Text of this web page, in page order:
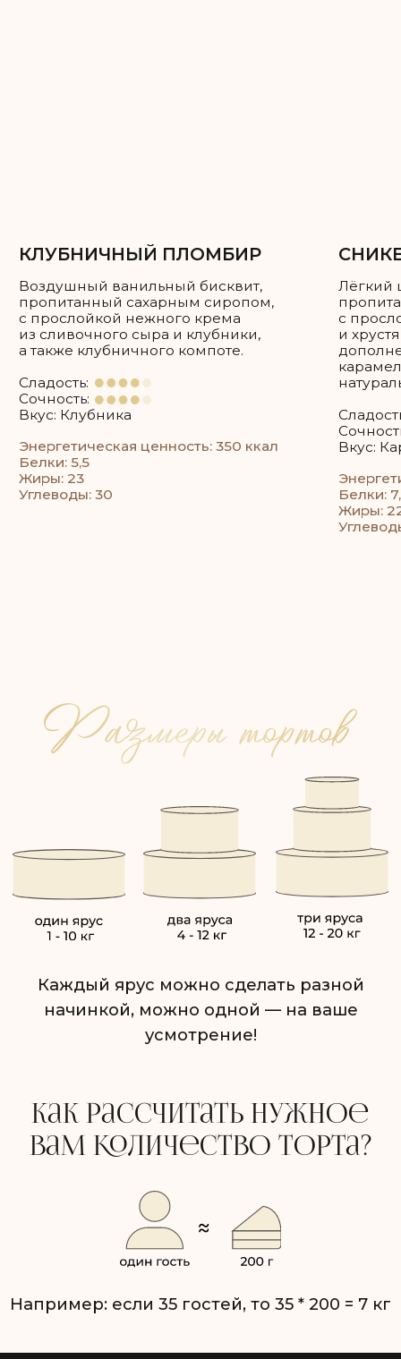
Каждый ярус можно сделать разной
начинкой, можно одной — на ваше
усмотрение!
Например: если 35 гостей, то 35 * 200 = 7 кг
Как рассчитать нужное
вам количество торта?